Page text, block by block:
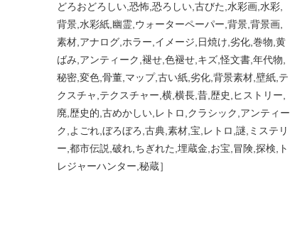
どろおどろしい,恐怖,恐ろしい,古びた,水彩画,水彩,
背景,水彩紙,幽霊,ウォーターペーパー,背景,背景画,
素材,アナログ,ホラー,イメージ,日焼け,劣化,巻物,黄
ばみ,アンティーク,褪せ,色褪せ,キズ,怪文書,年代物,
秘密,変色,骨董,マップ,古い紙,劣化,背景素材,壁紙,テ
クスチャ,テクスチャー,横,横長,昔,歴史,ヒストリー,
廃,歴史的,古めかしい,レトロ,クラシック,アンティー
ク,よごれ,ぼろぼろ,古典,素材,宝,レトロ,謎,ミステリ
ー,都市伝説,破れ,ちぎれた,埋蔵金,お宝,冒険,探検,ト
レジャーハンター,秘蔵］